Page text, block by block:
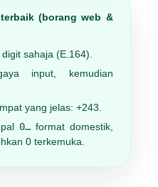
(borang web &
digit sahaja (E.164).
input, kemudian
yang jelas:+243
0…format domestik,
0 terkemuka.